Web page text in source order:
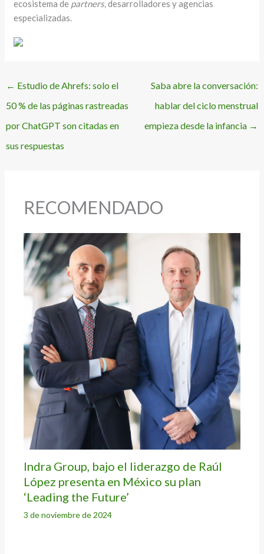
ecosistema de partners,desarrolladores y agencias
especializadas.
← Estudio de Ahrefs: solo el
50 % de las páginas rastreadas
por ChatGPT son citadas en
sus respuestas
Saba abre la conversación:
hablar del ciclo menstrual
empieza desde la infancia →
RECOMENDADO
Indra Group, bajo el liderazgo de Raúl
López presenta en México su plan
‘Leading the Future’
3 de noviembre de 2024